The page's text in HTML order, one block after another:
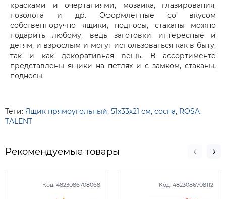
красками и очертаниями, мозаика, глазирования,
позолота и др. Оформленные со вкусом
собственноручно ящики, подносы, стаканы можно
подарить любому, ведь заготовки интересные и
детям, и взрослым и могут использоваться как в быту,
так и как декоративная вещь. В ассортименте
представлены ящики на петлях и с замком, стаканы,
подносы.
Теги: Ящик прямоугольный, 51х33х21 см, сосна, ROSA
TALENT
Рекомендуемые товары
Код: 4823086708068 Код: 4823086708112